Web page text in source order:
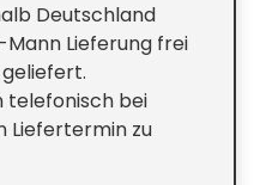
Deutschland
Lieferung frei
telefonisch bei
Liefertermin zu